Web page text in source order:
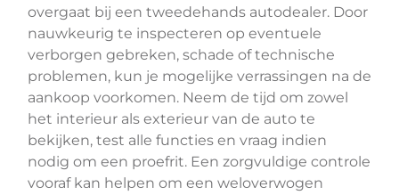
overgaat bij een tweedehands autodealer. Door
nauwkeurig te inspecteren op eventuele
verborgen gebreken, schade of technische
problemen, kun je mogelijke verrassingen na de
aankoop voorkomen. Neem de tijd om zowel
het interieur als exterieur van de auto te
bekijken, test alle functies en vraag indien
nodig om een proefrit. Een zorgvuldige controle
vooraf kan helpen om een weloverwogen